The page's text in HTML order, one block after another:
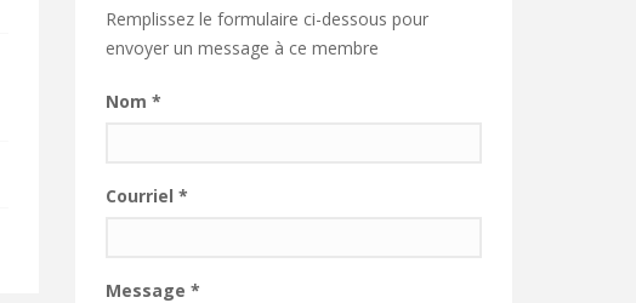
Remplissez le formulaire ci-dessous pour
envoyer un message à ce membre
Nom *
Courriel *
Message *